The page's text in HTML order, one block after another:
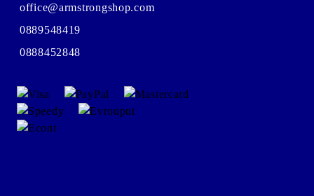
office@armstrongshop.com
0889548419
0888452848